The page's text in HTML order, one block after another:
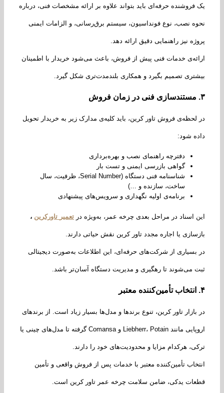
حرفه‌ای باید بتواند علاوه بر ارائه مشخصات فنی، درباره
نصب، نوع فونداسیون، سیستم برق‌رسانی، و الزامات ایمنی
نیز راهنمایی دقیق ارائه دهد.
خدمات فنی پیش از فروش، باعث می‌شود خریدار با اطمینان
تصمیم بگیرد و همکاری بلندمدت‌تری شکل گیرد.
مستندسازی فنی در زمان فروش
لحظه‌ی فروش تاور کرین، باید کلیه‌ی مدارک زیر به خریدار تحویل
شود:
دفترچه راهنمای نصب و بهره‌برداری
گواهی بازرسی ایمنی و تست بار
شناسنامه فنی دستگاه (Serial Number، ظرفیت، سال
ساخت، سازنده و …)
برنامه‌ی اولیه نگهداری و سرویس‌های پیشنهادی
اسناد در مراحل بعدی چرخه عمر، به‌ویژه در تعمیر تاورکرین ،
یا اجاره مجدد تاور کرین نقش حیاتی دارند.
بسیاری از شرکت‌های حرفه‌ای، این اطلاعات به‌صورت دیجیتالی
می‌شوند تا رهگیری و مدیریت دستگاه آسان‌تر باشد.
انتخاب تأمین‌کننده معتبر
تاور کرین، تنوع برندها و مدل‌ها بسیار زیاد است. از برندهای
اروپایی مانند Liebherr، Potain و Comansa گرفته تا مدل‌های چینی یا
هرکدام مزایا و محدودیت‌های خود را دارند.
تأمین‌کننده معتبر با خدمات پس از فروش واقعی و تأمین
یدکی، ضامن سلامت چرخه عمر تاور کرین است.